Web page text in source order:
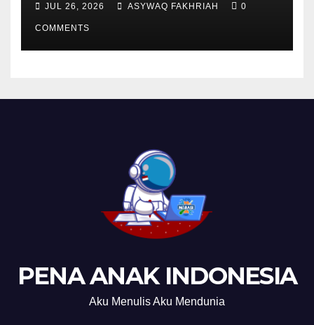
JUL 26, 2026 ASYWAQ FAKHRIAH 0
COMMENTS
PENA ANAK INDONESIA
Aku Menulis Aku Mendunia